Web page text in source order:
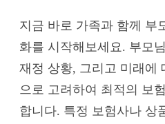
지금 바로 가족과 함께 부
화를 시작해보세요. 부모
재정 상황, 그리고 미래에
으로 고려하여 최적의 보
합니다. 특정 보험사나 상